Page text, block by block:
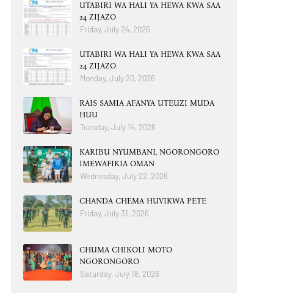
UTABIRI WA HALI YA HEWA KWA SAA
24 ZIJAZO
Friday, July 24, 2026
UTABIRI WA HALI YA HEWA KWA SAA
24 ZIJAZO
Monday, July 20, 2026
RAIS SAMIA AFANYA UTEUZI MUDA
HUU
Tuesday, July 14, 2026
KARIBU NYUMBANI, NGORONGORO
IMEWAFIKIA OMAN
Wednesday, July 22, 2026
CHANDA CHEMA HUVIKWA PETE
Friday, July 31, 2026
CHUMA CHIKOLI MOTO
NGORONGORO
Saturday, July 18, 2026